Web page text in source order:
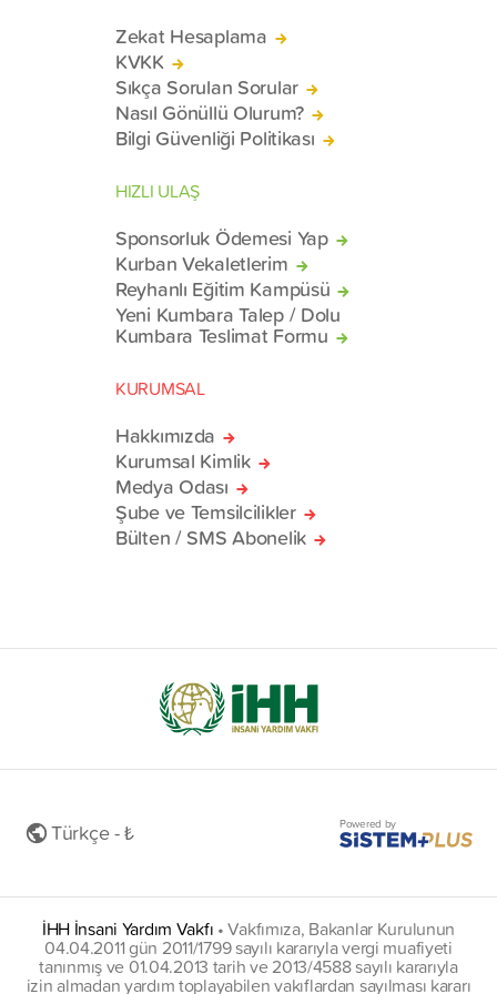
Zekat Hesaplama
KVKK
Sıkça Sorulan Sorular
Nasıl Gönüllü Olurum?
Bilgi Güvenliği Politikası
HIZLI ULAŞ
Sponsorluk Ödemesi Yap
Kurban Vekaletlerim
Reyhanlı Eğitim Kampüsü
Yeni Kumbara Talep / Dolu
Kumbara Teslimat Formu
KURUMSAL
Hakkımızda
Kurumsal Kimlik
Medya Odası
Şube ve Temsilcilikler
Bülten / SMS Abonelik
Türkçe - ₺ Powered by
İHH İnsani Yardım Vakfı •Vakfımıza, Bakanlar Kurulunun
04.04.2011 gün 2011/1799 sayılı kararıyla vergi muafiyeti
tanınmış ve 01.04.2013 tarih ve 2013/4588 sayılı kararıyla
izin almadan yardım toplayabilen vakıflardan sayılması kararı